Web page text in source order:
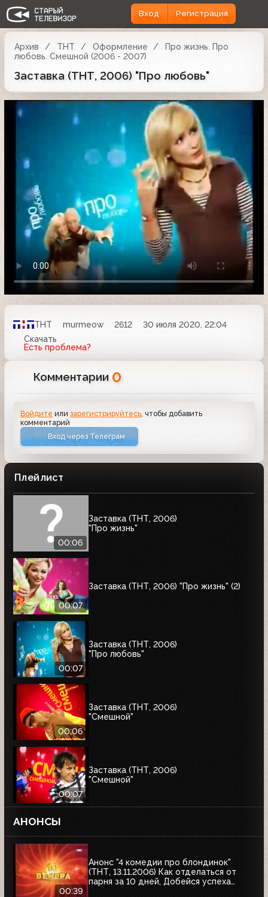
Вход Регистрация
Архив ТНТ Оформление
Про жизнь. Про
любовь. Смешной (2006 - 2007)
Заставка (ТНТ, 2006) "Про любовь"
ТНТ murmeow 2612
30 июля 2020, 22:04
Скачать
Есть проблема?
Комментарии 0
Войдите илизарегистрируйтесь, чтобы добавить
комментарий
Вход через Телеграм
Плейлист
00:06
Заставка (ТНТ, 2006)
"Про жизнь"
00:07
Заставка (ТНТ, 2006) "Про жизнь" (2)
00:07
Заставка (ТНТ, 2006)
"Про любовь"
00:06
Заставка (ТНТ, 2006)
"Смешной"
00:07
Заставка (ТНТ, 2006)
"Смешной"
АНОНСЫ
00:39
Анонс "4 комедии про блондинок"
(ТНТ, 13.11.2006) Как отделаться от
парня за 10 дней, Добейся успеха